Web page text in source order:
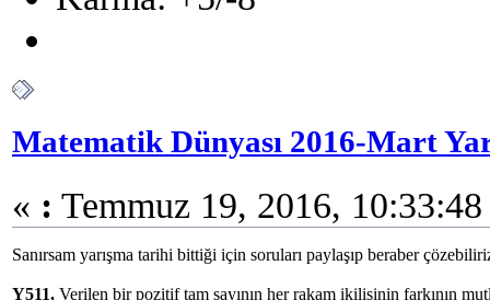
Matematik Dünyası 2016-Mart
« : Temmuz 19, 2016, 10:33:48
Sanırsam yarışma tarihi bittiği için soruları paylaşıp beraber
Y511. Verilen bir pozitif tam sayının her rakam ikilisinin farkının